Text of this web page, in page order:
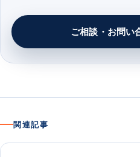
ご相談・お問い
関連記事